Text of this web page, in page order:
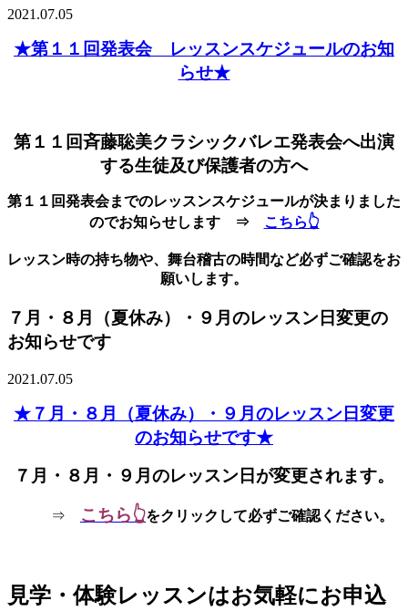
2021.07.05
★第１１回発表会 レッスンスケジュールのお知
らせ★
第１１回斉藤聡美クラシックバレエ発表会へ出演
する生徒及び保護者の方へ
第１１回発表会までのレッスンスケジュールが決まりました
のでお知らせします⇒ こちら👆
レッスン時の持ち物や、舞台稽古の時間など必ずご確認をお
願いします。
７月・８月（夏休み）・９月のレッスン日変更の
お知らせです
2021.07.05
★７月・８月（夏休み）・９月のレッスン日変更
のお知らせです★
７月・８月・９月のレッスン日が変更されます。
⇒ こちら👆をクリックして必ずご確認ください。
見学・体験レッスンはお気軽にお申込